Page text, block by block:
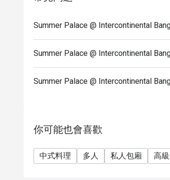
suitable for a refined hotel dining
Q: How do I get to Summer Palace
the M floor of the Intercontinental
Summer Palace @ Intercontinental
Summer Palace @ Intercontinental
Summer Palace @ Intercontinental
你可能也會喜歡
中式料理 多人 私人包廂 高